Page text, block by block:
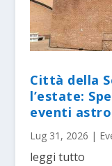
Città della
l’estate:
eventi
Lug 31, 2026 |
leggi tutto